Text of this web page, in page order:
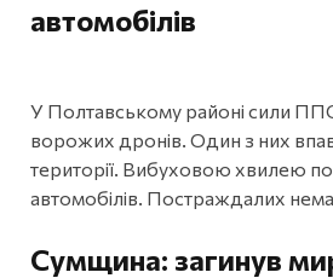
автомобілів
У Полтавському районі сили
ворожих дронів. Один з них впав
території. Вибуховою хвилею
автомобілів. Постраждалих
Сумщина: загинув